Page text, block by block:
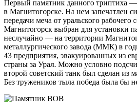
Первый памятник данного триптиха
в Магнитогорске. На нем запечатлен
передачи меча от уральского рабочего
Магнитогорск выбран для установки
неслучайно — на территории
металлургического завода (ММК) в
43 предприятия, эвакуированных из
страны за Урал. Можно условно
второй советский танк был сделан из
Без тружеников тыла победа была бы